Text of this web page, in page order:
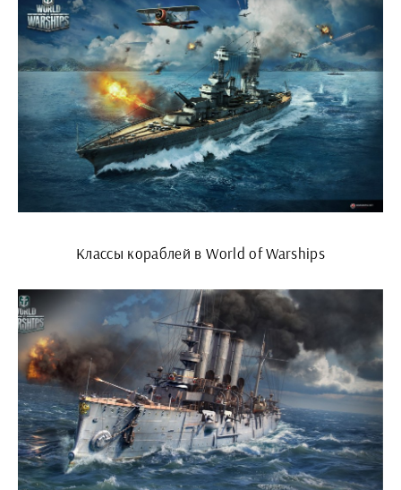
Классы кораблей в World of Warships